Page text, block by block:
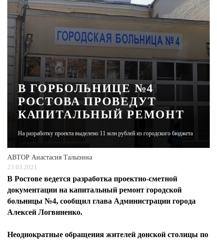
ТАМ И ТУТ
СТИЛЬ ЖИЗНИ
ХАЙП
ЧЕЛОВЕК ОСОБЕННЫЙ
КУЛЬТ ЕДЫ
АФИША
ЖУРНАЛ
В ГОРБОЛЬНИЦЕ №4
РОСТОВА ПРОВЕДУТ
КАПИТАЛЬНЫЙ РЕМОНТ
На разработку проекта выделено 11 млн рублей из городского бюджета
АВТОР Анастасия Талызина
23.03.2021
В Ростове ведется разработка проектно-сметной
документации на капитальный ремонт городской
больницы №4, сообщил глава Администрации города
Алексей Логвиненко.
Неоднократные обращения жителей донской столицы по